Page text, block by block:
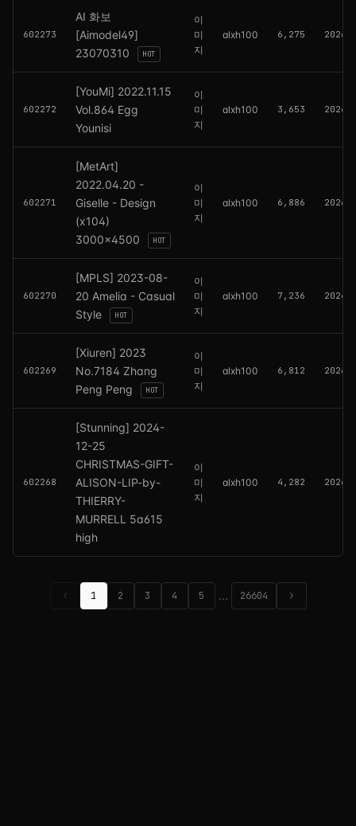
602273
AI 화보
[Aimodel49]
23070310
HOT
이
미
지
alxh100 6,275
602272
[YouMi] 2022.11.15
Vol.864 Egg
Younisi
이
미
지
alxh100 3,653
602271
[MetArt]
2022.04.20 -
Giselle - Design
(x104)
3000x4500
HOT
이
미
지
alxh100 6,886
602270
[MPLS] 2023-08-
20 Amelia - Casual
Style
HOT
이
미
지
alxh100 7,236
602269
[Xiuren] 2023
No.7184 Zhang
Peng Peng
HOT
이
미
지
alxh100 6,812
602268
[Stunning] 2024-
12-25
CHRISTMAS-GIFT-
ALISON-LIP-by-
THIERRY-
MURRELL 5a615
high
이
미
지
alxh100 4,282
chevron_left 1 2 3 4 5 … 26604 chevron_right